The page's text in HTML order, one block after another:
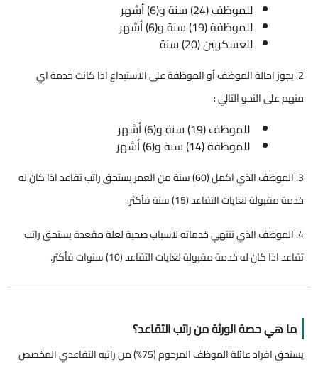
للموظف (24) سنة و(6) أشهر
للموظفة (19) سنة و(6) أشهر
للعسكريين (20) سنة
2. يجوز احالة الموظف أو الموظفة على الاستيداع اذا كانت خدمة اي
منهم على النحو التالي :
للموظف (19) سنة و(6) أشهر
للموظفة (14) سنة و(6) أشهر
3. الموظف الذي اكمل (60) سنة من العمر يستحق راتب تقاعد اذا كان له
خدمة مقبولة لغايات التقاعد (15) سنة فأكثر.
4. الموظف الذي تنتهي خدماته لاسباب صحية لعلة مقعدة يستحق راتب
تقاعد اذا كان له خدمة مقبولة لغايات التقاعد (10) سنوات فأكثر.
ما هي حصة الورثة من راتب التقاعد؟
يستحق افراد عائلة الموظف المرحوم (75%) من راتبه التقاعدي المخصص